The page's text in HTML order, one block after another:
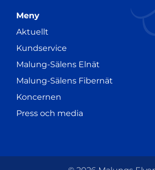
Meny
Aktuellt
Kundservice
Malung-Sälens Elnät
Malung-Sälens Fibernät
Koncernen
Press och media